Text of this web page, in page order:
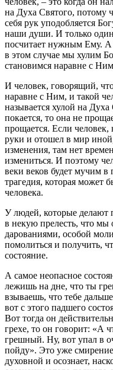
на Духа Святого, потому
себя рук уподобляется
наши души. И только один
посчитает нужным Ему. А
в этом случае мы хулим
становимся наравне с
И человек, говорящий,
наравне с Ним, и такой
называется хулой на
покается, то она не
прощается. Если
руки и отошел в мир
изменения, там нет
измениться. И поэтому
веки веков будет мучим в
трагедия, которая может
человека.
У людей, которые делают
в некую прелесть, что
дарованиями, особой
помолиться и получить,
состояние.
А самое неопасное
лежишь на дне, что ты
взываешь, что тебе
вот с этого падшего
Вот тогда он
грехе, то он говорит: «А
грешный. Ну, вот упал в
пойду». Это уже
духовной и осознает,